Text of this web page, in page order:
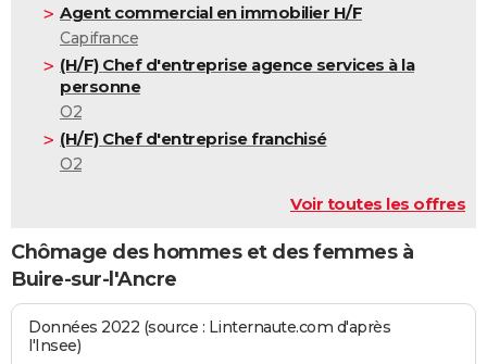
Agent commercial en immobilier H/F
Capifrance
(H/F) Chef d'entreprise agence services à la
personne
O2
(H/F) Chef d'entreprise franchisé
O2
Voir toutes les offres
Chômage des hommes et des femmes à
Buire-sur-l'Ancre
Données 2022 (source : Linternaute.com d'après
l'Insee)